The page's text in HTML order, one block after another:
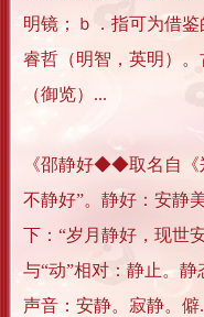
明镜；ｂ．指可为借鉴
睿哲（明智，英明）
（御览）...
《邵静好◆◆取名自《
不静好”。静好：安静
下：“岁月静好，现
与“动”相对：静止。
声音：安静。寂静。僻